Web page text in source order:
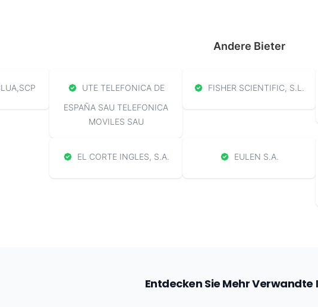
Andere Bieter
UTE TELEFONICA DE
ESPAÑA SAU TELEFONICA
MOVILES SAU
FISHER SCIENTIFIC, S.L.
EL CORTE INGLES, S.A. EULEN S.A.
Entdecken Sie Mehr Verwandte